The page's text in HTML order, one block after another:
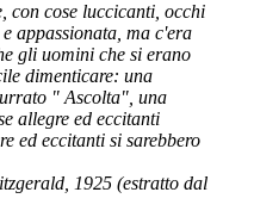
con cose luccicanti, occhi
appassionata, ma c'era
gli uomini che si erano
dimenticare: una
" Ascolta", una
allegre ed eccitanti
ed eccitanti si sarebbero
1925 (estratto dal